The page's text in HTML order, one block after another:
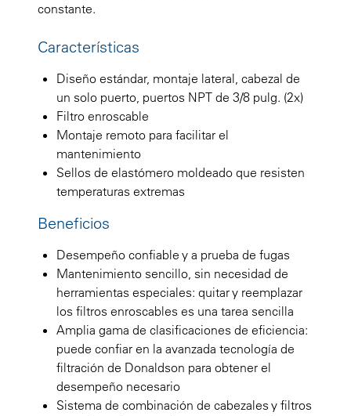
constante.
Características
Diseño estándar, montaje lateral, cabezal de
un solo puerto, puertos NPT de 3/8 pulg. (2x)
Filtro enroscable
Montaje remoto para facilitar el
mantenimiento
Sellos de elastómero moldeado que resisten
temperaturas extremas
Beneficios
Desempeño confiable y a prueba de fugas
Mantenimiento sencillo, sin necesidad de
herramientas especiales: quitar y reemplazar
los filtros enroscables es una tarea sencilla
Amplia gama de clasificaciones de eficiencia:
puede confiar en la avanzada tecnología de
filtración de Donaldson para obtener el
desempeño necesario
Sistema de combinación de cabezales y filtros